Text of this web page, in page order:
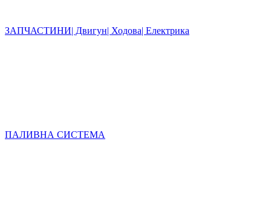
ЗАПЧАСТИНИ| Двигун| Ходова| Електрика
ПАЛИВНА СИСТЕМА